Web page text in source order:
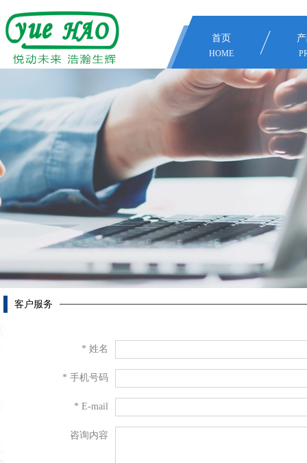
首页
HOME
客户服务
* 姓名
* 手机号码
* E-mail
咨询内容